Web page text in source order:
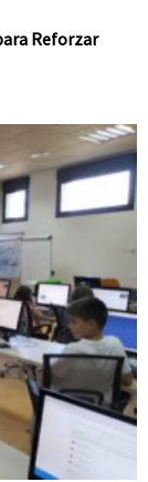
Reforzar